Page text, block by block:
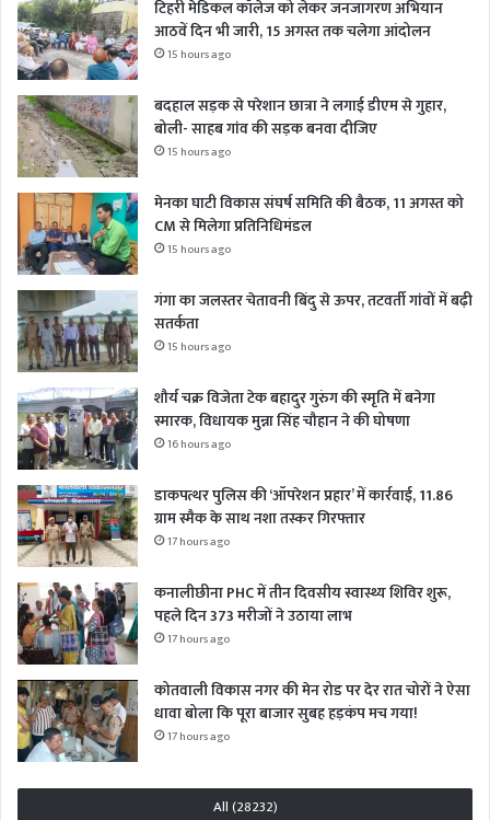
टिहरी मेडिकल कॉलेज को लेकर जनजागरण अभियान
आठवें दिन भी जारी, 15 अगस्त तक चलेगा आंदोलन
15 hours ago
बदहाल सड़क से परेशान छात्रा ने लगाई डीएम से गुहार,
बोली- साहब गांव की सड़क बनवा दीजिए
15 hours ago
मेनका घाटी विकास संघर्ष समिति की बैठक, 11 अगस्त को
CM से मिलेगा प्रतिनिधिमंडल
15 hours ago
गंगा का जलस्तर चेतावनी बिंदु से ऊपर, तटवर्ती गांवों में बढ़ी
सतर्कता
15 hours ago
शौर्य चक्र विजेता टेक बहादुर गुरुंग की स्मृति में बनेगा
स्मारक, विधायक मुन्ना सिंह चौहान ने की घोषणा
16 hours ago
डाकपत्थर पुलिस की ‘ऑपरेशन प्रहार’ में कार्रवाई, 11.86
ग्राम स्मैक के साथ नशा तस्कर गिरफ्तार
17 hours ago
कनालीछीना PHC में तीन दिवसीय स्वास्थ्य शिविर शुरू,
पहले दिन 373 मरीजों ने उठाया लाभ
17 hours ago
कोतवाली विकास नगर की मेन रोड पर देर रात चोरों ने ऐसा
धावा बोला कि पूरा बाजार सुबह हड़कंप मच गया!
17 hours ago
All (28232)